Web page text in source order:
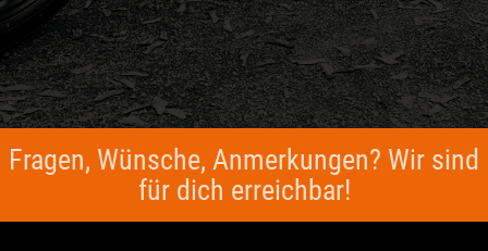
Fragen, Wünsche, Anmerkungen? Wir sind
für dich erreichbar!